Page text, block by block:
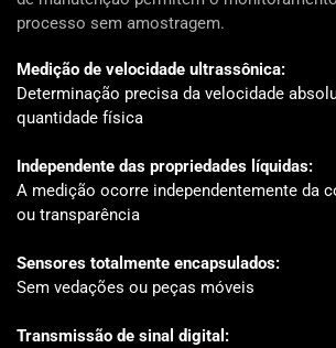
processo sem amostragem.
Medição de velocidade ultrassônica:
Determinação precisa da velocidade
quantidade física
Independente das propriedades líquidas:
A medição ocorre independentemente da
ou transparência
Sensores totalmente encapsulados:
Sem vedações ou peças móveis
Transmissão de sinal digital: